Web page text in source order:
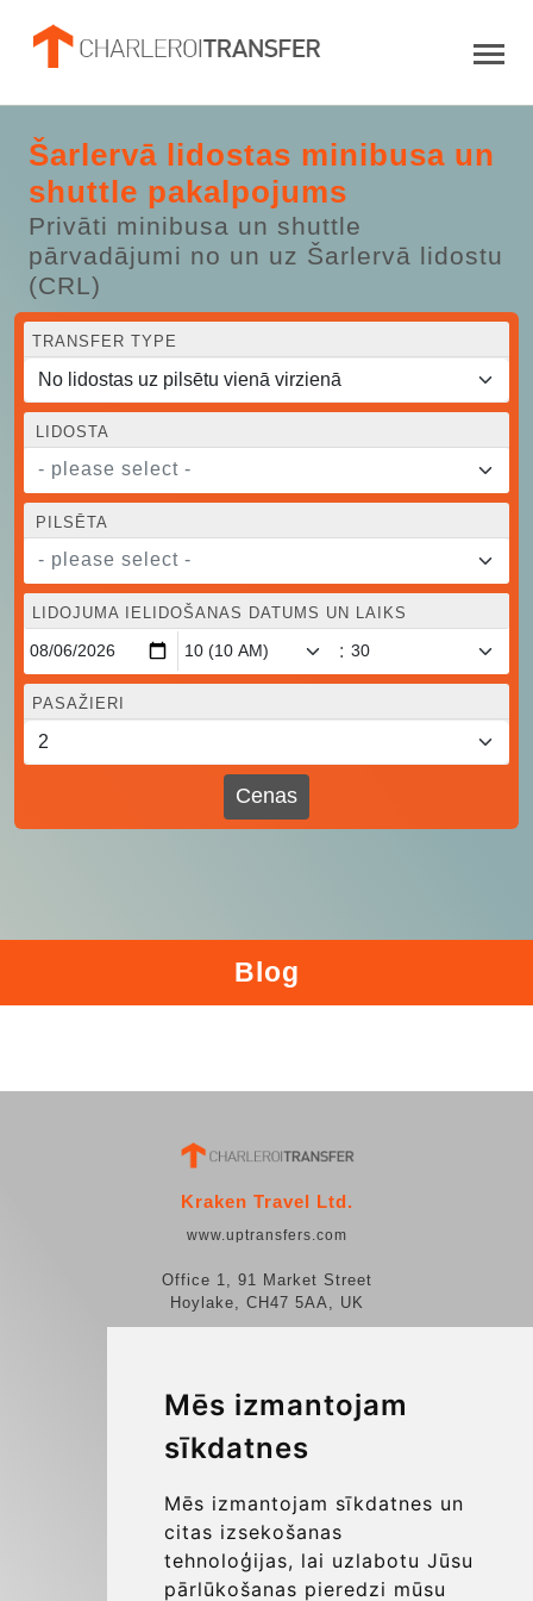
Mēs izmantojam
sīkdatnes
Mēs izmantojam sīkdatnes un
citas izsekošanas
tehnoloģijas, lai uzlabotu Jūsu
pārlūkošanas pieredzi mūsu
Šarlervā lidostas minibusa un
shuttle pakalpojums
Privāti minibusa un shuttle
pārvadājumi no un uz Šarlervā lidostu
(CRL)
TRANSFER TYPE
LIDOSTA
- please select -
PILSĒTA
- please select -
LIDOJUMA IELIDOŠANAS DATUMS UN LAIKS
:
PASAŽIERI
Cenas
Blog
Kraken Travel Ltd.
www.uptransfers.com
Office 1, 91 Market Street
Hoylake, CH47 5AA, UK
More
Update cookies preferences
Contact